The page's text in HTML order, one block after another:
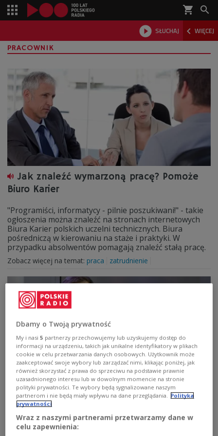
shopping_cart 
 SŁUCHAJ  WIĘCEJ

PRACOWNIK
Jak znaleźć wymarzoną pracę? Pomoże
Biuro Karier
"Programiści, informatycy - pilnie poszukiwani!" - takie
ogłoszenia można znaleźć na stronach internetowych
Biura Karier polskich uczelni technicznych. Biura
pośredniczą w kierowaniu na staże i praktyki. W
przypadku absolwentów pomagają znaleźć stałą pracę.
Zobacz więcej na temat: praca zatrudnienie
Jak rząd będzie walczył z umowami
śmieciowymi
Oskładkowanie umów zleceń i umów o dzieło – to
główne narzędzie walki z umowami śmieciowymi w 2014
Dbamy o Twoją prywatność
My i nasi5 partnerzy przechowujemy lub uzyskujemy dostęp do
informacji na urządzeniu, takich jak unikalne identyfikatory w plikach
cookie w celu przetwarzania danych osobowych. Użytkownik może
zaakceptować swoje wybory lub zarządzać nimi, klikając poniżej, jak
również skorzystać z prawa do sprzeciwu na podstawie prawnie
uzasadnionego interesu lub w dowolnym momencie na stronie
polityki prywatności. Te wybory będą sygnalizowane naszym
partnerom i nie będą miały wpływu na dane przeglądania. Polityka
prywatności
Wraz z naszymi partnerami przetwarzamy dane w
celu zapewnienia: